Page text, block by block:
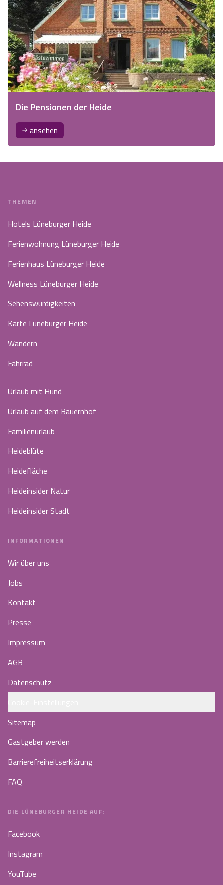
Die Pensionen der Heide
ansehen
THEMEN
Hotels Lüneburger Heide
Ferienwohnung Lüneburger Heide
Ferienhaus Lüneburger Heide
Wellness Lüneburger Heide
Sehenswürdigkeiten
Karte Lüneburger Heide
Wandern
Fahrrad
Urlaub mit Hund
Urlaub auf dem Bauernhof
Familienurlaub
Heideblüte
Heidefläche
Heideinsider Natur
Heideinsider Stadt
INFORMATIONEN
Wir über uns
Jobs
Kontakt
Presse
Impressum
AGB
Datenschutz
Sitemap
Gastgeber werden
Barrierefreiheitserklärung
FAQ
DIE LÜNEBURGER HEIDE AUF:
Facebook
Instagram
YouTube